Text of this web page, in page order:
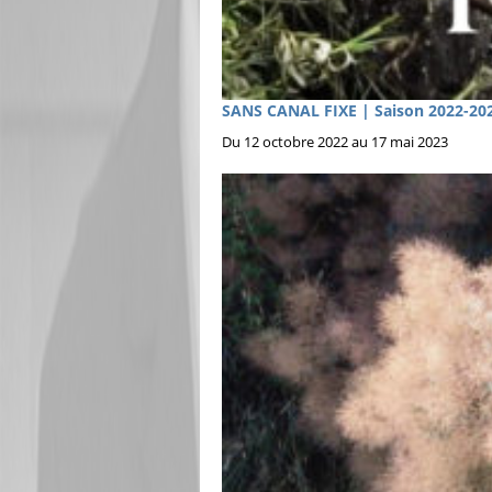
SANS CANAL FIXE | Saison 2022-
Du 12 octobre 2022 au 17 mai 2023